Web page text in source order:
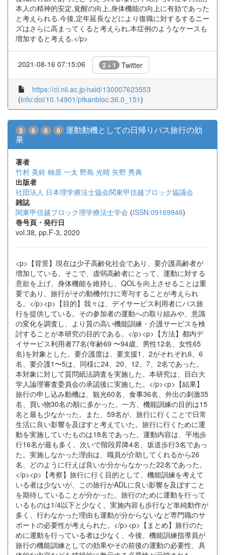
本人の精神的安定,覚醒の向上,身体機能の向上に有効であった
と考えられる.今後,定年延長などにより復職に対するするニー
ズはさらに高まってくると考えられ,本症例のようなケースも
増加すると考える.</p>
2021-08-16 07:15:06 2 + 1 Twitter
https://ci.nii.ac.jp/naid/130007623553
(info:doi/10.14901/ptkanbloc.36.0_151)
2 0 0 0
運動動機としての日帰りバス旅行の効
果
著者
竹村 美鈴 柚原 一太 野島 光晴 矢野 秀典
出版者
社団法人 日本理学療法士協会関東甲信越ブロック協議会
雑誌
関東甲信越ブロック理学療法士学会 (ISSN:09169946)
巻号頁・発行日
vol.38, pp.F-3, 2020
<p>【背景】現在は少子高齢化社会であり、要介護高齢者が
増加している。そこで、虚弱高齢者にとって、運動に対する
意欲を上げ、身体機能を維持し、QOLを向上させることは重
要であり、旅行がその動機付けに寄与することが考えられ
る。</p><p>【目的】我々は、デイサービス利用者にバス旅
行を提供している。その参加者の運動への取り組みや、意識
の変化を調査し、より質の高い機能訓練・介護サービスを検
討することが本研究の目的である。</p><p>【方法】都内デ
イサービス利用者77名(年齢69 〜94歳、男性12名、女性65
名)を対象とした。要介護度は、要支援1、2がそれぞれ6、6
名、要介護1〜5は、同様に24、20、12、7、2名であった。
本対象に対して質問紙法調査を実施した。本研究は、目白大
学人論理審査委員会の承認後に実施した。</p><p>【結果】
旅行の申し込み動機は、観光60名、食事36名、外出の刺激35
名、買い物30名の順に多かった。一方、機能訓練の目的は15
名と最も少なかった。また、59名が、旅行に行くことで日常
生活に良い影響を及ぼすと考えていた。旅行に行くために運
動を実施していたものは18名であった。運動内容は、平地歩
行16名が最も多く、次いで階段昇降4名、坂道歩行3名であっ
た。実施しなかった理由は、職員が介助してくれるから26
名、どのように行えば良いか分からなかった22名であった。
</p><p>【考察】旅行に行く目的として、機能訓練を考えて
いる者は少ないが、この旅行がADLに良い影響を及ぼすこと
を期待していることが分かった。旅行のために運動を行って
いるものは1/4以下と少なく、実施内容も歩行など単純動作が
多く、行わなかった理由も運動が分からないなど専門職のサ
ポートの必要性が考えられた。</p><p>【まとめ】旅行のた
めに運動を行っている者は少なく、今後、機能訓練指導員が
旅行の機能訓練としての効果やその前後の運動の必要性、具